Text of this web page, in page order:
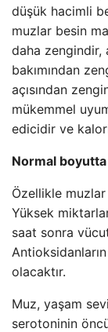
düşük hacimli
muzlar besin
daha zengindir,
bakımından
açısından
mükemmel
edicidir ve kalori
Normal
Özellikle
Yüksek
saat sonra
olacaktır.
Muz, yaşam
serotoninin